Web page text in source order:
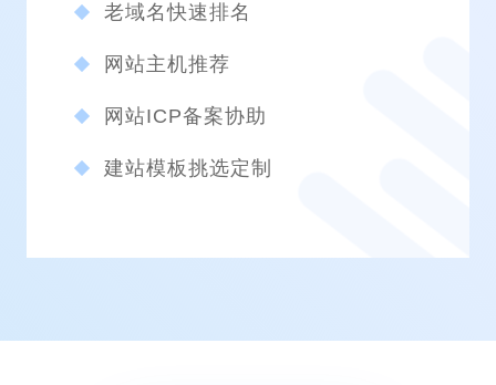
老域名快速排名
网站主机推荐
网站ICP备案协助
建站模板挑选定制